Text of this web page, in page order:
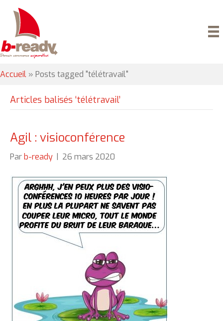
Accueil » Posts tagged "télétravail"
Articles balisés ‘télétravail’
Agil : visioconférence
Par b-ready 26 mars 2020